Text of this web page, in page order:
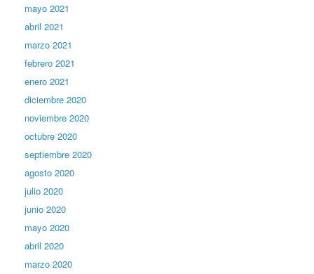
mayo 2021
abril 2021
marzo 2021
febrero 2021
enero 2021
diciembre 2020
noviembre 2020
octubre 2020
septiembre 2020
agosto 2020
julio 2020
junio 2020
mayo 2020
abril 2020
marzo 2020